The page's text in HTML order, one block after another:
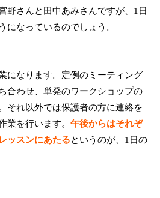
野さんと田中あみさんですが、1日
になっているのでしょう。
になります。定例のミーティング
合わせ、単発のワークショップの
それ以外では保護者の方に連絡を
業を行います。午後からはそれぞ
ッスンにあたるというのが、1日の